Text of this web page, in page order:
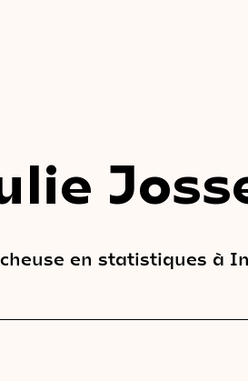
en statistiques à